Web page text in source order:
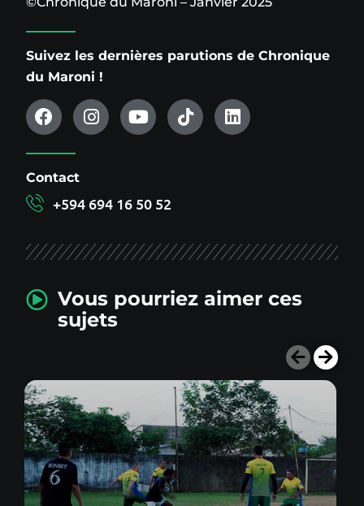
Suivez les dernières parutions de Chronique
du Maroni !
Contact
+594 694 16 50 52
Vous pourriez aimer ces
sujets